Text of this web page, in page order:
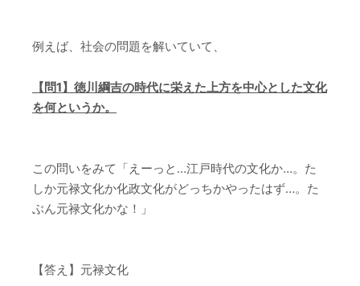
例えば、社会の問題を解いていて、
【問1】徳川綱吉の時代に栄えた上方を中心とした文化
を何というか。
この問いをみて「えーっと…江戸時代の文化か…。た
しか元禄文化か化政文化がどっちかやったはず…。た
ぶん元禄文化かな！」
【答え】元禄文化